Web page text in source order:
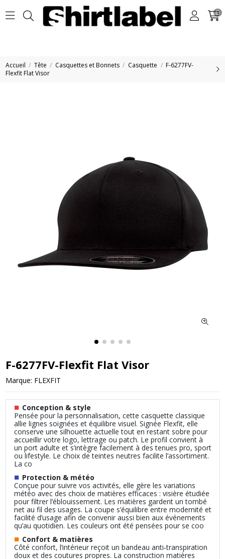
0
Accueil Tête Casquettes et Bonnets Casquette
F-6277FV-
Flexfit Flat Visor
F-6277FV-Flexfit Flat Visor
Marque: FLEXFIT
■ Conception & style
Pensée pour la personnalisation, cette casquette classique
allie lignes soignées et équilibre visuel. Signée Flexfit, elle
conserve une silhouette actuelle tout en restant sobre pour
accueillir votre logo, lettrage ou patch. Le profil convient à
un port adulte et s’intègre facilement à des tenues pro, sport
ou lifestyle. Le choix de teintes neutres facilite l’assortiment.
La co
■ Protection & météo
Conçue pour suivre vos activités, elle gère les variations
météo avec des choix de matières efficaces : visière étudiée
pour filtrer l’éblouissement. Les matières gardent un tombé
net au fil des usages. La coupe s’équilibre entre modernité et
facilité d’usage afin de convenir aussi bien aux événements
qu’au quotidien. Les couleurs ont été pensées pour se coo
■ Confort & matières
Côté confort, l’intérieur reçoit un bandeau anti‑transpiration
doux et des coutures propres. La construction matières